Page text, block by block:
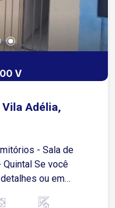
V
Adélia,
- Sala de
Se você
ou em